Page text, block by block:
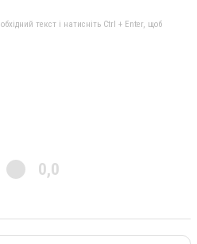
текст і натисніть Ctrl + Enter, щоб
0,0